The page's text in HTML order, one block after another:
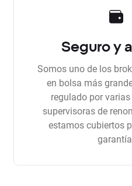
Seguro y
Somos uno de los
en bolsa más
regulado por
supervisoras de
estamos cubiertos